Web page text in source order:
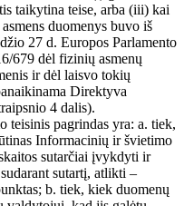
taikytina teise, arba (iii) kai
duomenys buvo iš
27 d. Europos Parlamento
679 dėl fizinių asmenų
ir dėl laisvo tokių
Direktyva
4 dalis).
teisinis pagrindas yra: a. tiek,
Informacinių ir švietimo
sutarčiai įvykdyti ir
sutartį, atlikti –
b. tiek, kiek duomenų